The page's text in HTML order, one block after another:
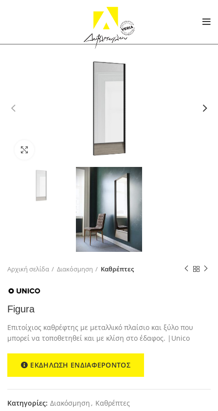
Αρχική σελίδα Διακόσμηση Καθρέπτες
Figura
Επιτoίχιος καθρέφτης με μεταλλικό πλαίσιο και ξύλο που
μπορεί να τοποθετηθεί και με κλίση στο έδαφος. |Unico
ΕΚΔΗΛΩΣΗ ΕΝΔΙΑΦΕΡΟΝΤΟΣ
Κατηγορίες: Διακόσμηση , Καθρέπτες